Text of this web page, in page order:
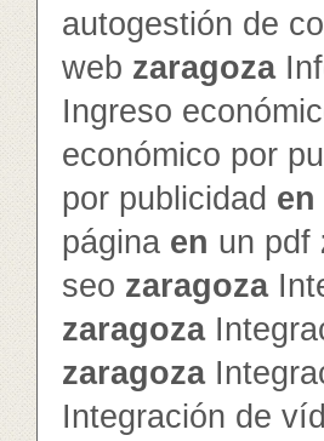
autogestión de
web zaragoza
Ingreso
económico por
por publicidad en
página en un pdf
seo zaragoza
zaragoza
zaragoza
Integración de